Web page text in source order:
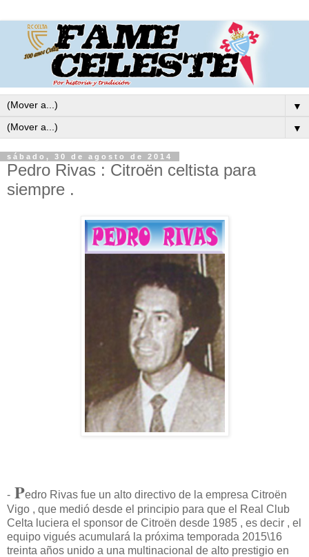
▼
▼
sábado, 30 de agosto de 2014
Pedro Rivas : Citroën celtista para
siempre .
- Pedro Rivas fue un alto directivo de la empresa Citroën
Vigo , que medió desde el principio para que el Real Club
Celta luciera el sponsor de Citroën desde 1985 , es decir , el
equipo vigués acumulará la próxima temporada 2015\16
treinta años unido a una multinacional de alto prestigio en